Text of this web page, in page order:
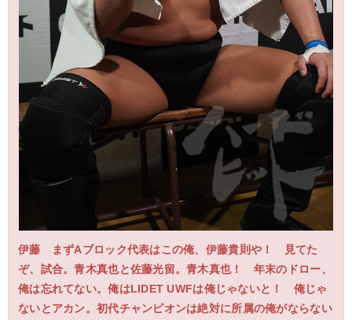
伊藤 まずAブロック代表はこの俺、伊藤貴則や！ 見てた
ぞ、試合。青木真也と佐藤光留。青木真也！ 年末のドロー、
俺は忘れてない。俺はLIDET UWFは俺じゃないと！ 俺じゃ
ないとアカン。初代チャンピオンは絶対に所属の俺がならない